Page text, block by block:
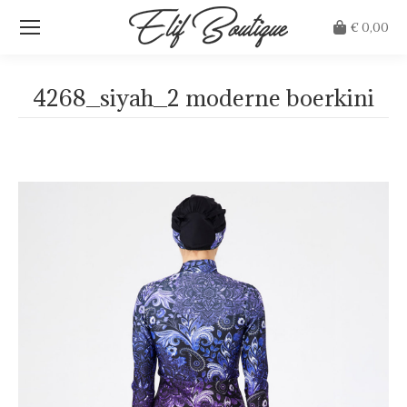
€0,00
4268_siyah_2 moderne boerkini